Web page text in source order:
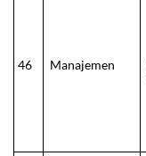
46 Manajemen